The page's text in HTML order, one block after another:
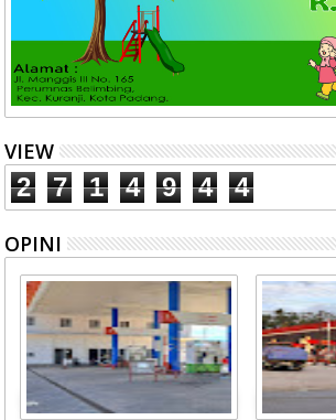
VIEW
2 7 1 4 9 4 4
OPINI